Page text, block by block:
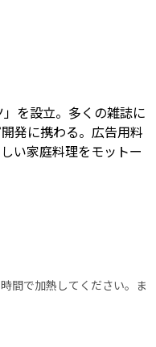
を設立。多くの雑誌に
発に携わる。広告用料
い家庭料理をモットー
間で加熱してください。ま